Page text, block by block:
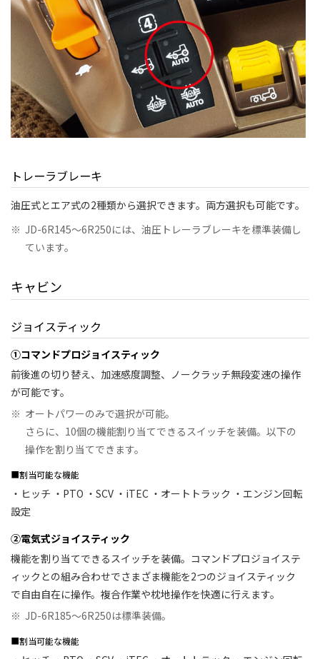
トレーラブレーキ
油圧式とエア式の2種類から選択できます。両方選択も可能です。
※ JD-6R145～6R250には、油圧トレーラブレーキを標準装備し
ています。
キャビン
ジョイスティック
①コマンドプロジョイスティック
前後進の切り替え、加速感度調整、ノークラッチ無段変速の操作
が可能です。
※ オートパワーのみで選択が可能。
さらに、10個の機能割り当てできるスイッチを装備。以下の
操作を割り当てできます。
■割当可能な機能
・ヒッチ ・PTO ・SCV ・iTEC ・オートトラック ・エンジン回転
設定
②電気式ジョイスティック
機能を割り当てできるスイッチを装備。コマンドプロジョイステ
ィックとの組み合わせでさまざま機能を2つのジョイスティック
で自由自在に操作。複合作業や枕地操作を快適に行えます。
※ JD-6R185～6R250は標準装備。
■割当可能な機能